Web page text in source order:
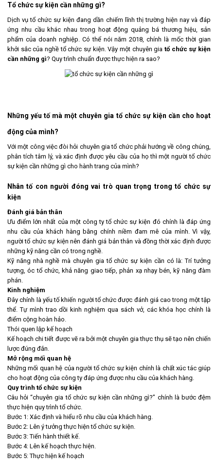
Tổ chức sự kiện cần những gì?
Dịch vụ tổ chức sự kiện đang dần chiếm lĩnh thị trường hiện nay và đáp
ứng nhu cầu khác nhau trong hoạt động quảng bá thương hiệu, sản
phẩm của doanh nghiệp. Có thể nói năm 2018, chính là mốc thời gian
khởi sắc của nghề tổ chức sự kiện. Vậy một chuyên gia tổ chức sự kiện
cần những gì? Quy trình chuẩn được thực hiện ra sao?
Những yếu tố mà một chuyên gia tổ chức sự kiện cần cho hoạt
động của mình?
Với một công việc đòi hỏi chuyên gia tổ chức phải hướng về công chúng,
phân tích tâm lý, và xác định được yêu cầu của họ thì một người tổ chức
sự kiện cần những gì cho hành trang của mình?
Nhân tố con người đóng vai trò quan trọng trong tổ chức sự
kiện
Đánh giá bản thân
Ưu điểm lớn nhất của một công ty tổ chức sự kiện đó chính là đáp ứng
nhu cầu của khách hàng bằng chính niềm đam mê của mình. Vì vậy,
người tổ chức sự kiện nên đánh giá bản thân và đồng thời xác định được
những kỹ năng cần có trong nghề.
Kỹ năng nhà nghề mà chuyên gia tổ chức sự kiện cần có là: Trí tưởng
tượng, óc tổ chức, khả năng giao tiếp, phản xạ nhạy bén, kỹ năng đàm
phán.
Kinh nghiệm
Đây chính là yếu tố khiến người tổ chức được đánh giá cao trong một tập
thể. Tự mình trao dồi kinh nghiệm qua sách vở, các khóa học chính là
điểm cộng hoàn hảo.
Thói quen lập kế hoạch
Kế hoạch chi tiết được vẽ ra bởi một chuyên gia thực thụ sẽ tạo nên chiến
lược đúng đắn.
Mở rộng mối quan hệ
Những mối quan hệ của người tổ chức sự kiện chính là chất xúc tác giúp
cho hoạt động của công ty đáp ứng được nhu cầu của khách hàng.
Quy trình tổ chức sự kiện
Câu hỏi “chuyên gia tổ chức sự kiện cần những gì?” chính là bước đệm
thực hiện quy trình tổ chức.
Bước 1: Xác định và hiểu rõ nhu cầu của khách hàng.
Bước 2: Lên ý tưởng thực hiện tổ chức sự kiện.
Bước 3: Tiến hành thiết kế.
Bước 4: Lên kế hoạch thực hiện.
Bước 5: Thực hiện kế hoạch